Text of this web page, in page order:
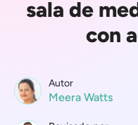
sala de
con
Autor
Meera Watts